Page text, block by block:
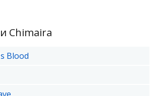
Chimaira
Blood